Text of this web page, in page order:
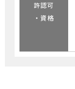
許認可
・資格